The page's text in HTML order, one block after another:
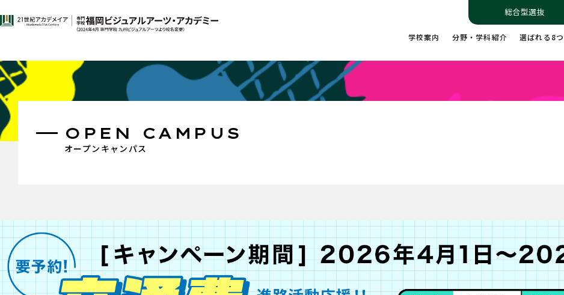
総合型選抜
学校案内 分野・学科紹介 選ばれる8
オープンキャンパス
OPEN CAMPUS